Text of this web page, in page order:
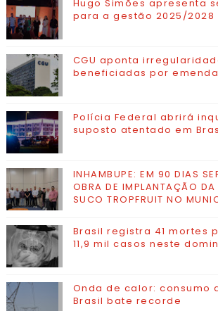
Hugo Simões apresenta
para a gestão 2025/2028
CGU aponta
beneficiadas por
Polícia Federal abrirá
suposto atentado em
INHAMBUPE: EM 90 DIAS
OBRA DE IMPLANTAÇÃO DA
SUCO TROPFRUIT NO
Brasil registra 41 mortes
11,9 mil casos neste
Onda de calor: consumo
Brasil bate recorde